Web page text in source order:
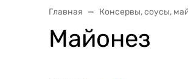
Главная Консервы, соусы,
Майонез